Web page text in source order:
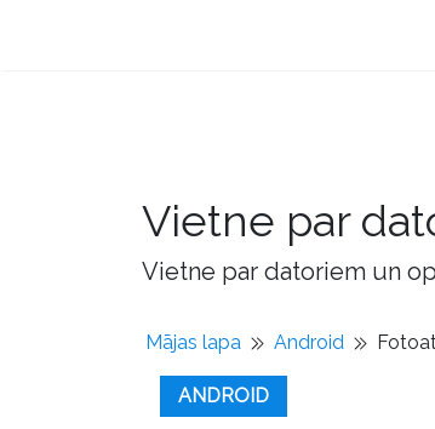
Vietne par
Vietne par datoriem un
Mājas lapa Android
ANDROID